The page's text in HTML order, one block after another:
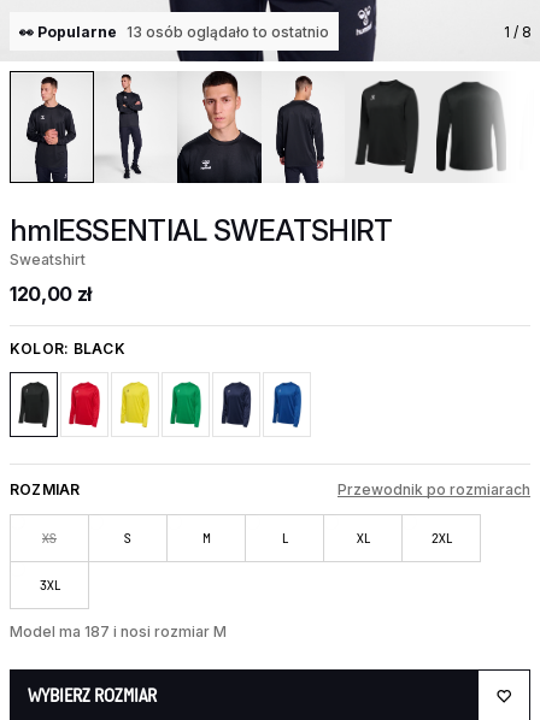
👀 Popularne 13 osób oglądało to ostatnio 1 / 8
hmlESSENTIAL SWEATSHIRT
Sweatshirt
120,00 zł
KOLOR: BLACK
ROZMIAR Przewodnik po rozmiarach
XS S M L XL 2XL
3XL
Model ma 187 i nosi rozmiar M
WYBIERZ ROZMIAR